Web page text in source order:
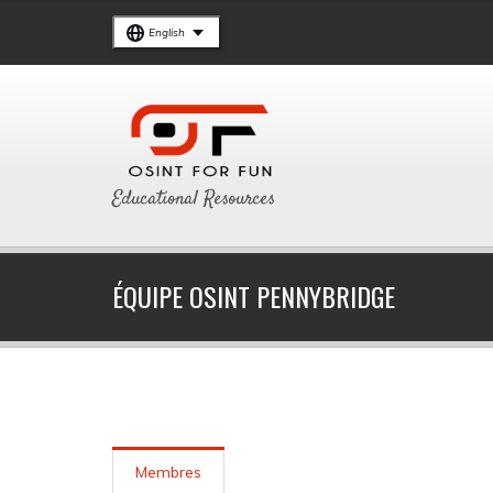
English
Educational Resources
ÉQUIPE OSINT PENNYBRIDGE
Membres